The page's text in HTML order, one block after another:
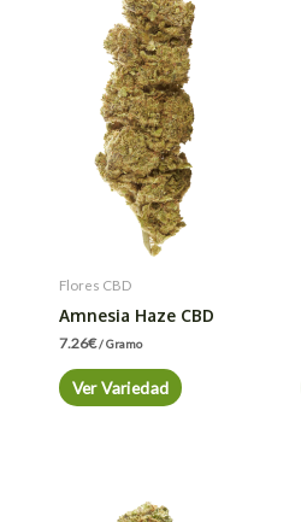
Flores CBD
Amnesia Haze CBD
7.26€/ Gramo
Ver Variedad